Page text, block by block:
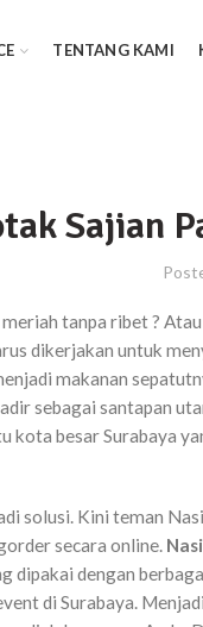
TENTANG KAMI
Sajian
tanpa ribet ?
dikerjakan untuk
makanan
sebagai santapan
kota besar Surabaya
solusi. Kini teman
secara online.
dipakai dengan
di Surabaya.